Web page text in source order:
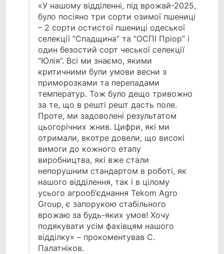
«У нашому відділенні, під врожай-2025,
було посіяно три сорти озимої пшениці
– 2 сорти остистої пшениці одеської
селекції “Спадщина” та “ОСПІ Пріор” і
один безостий сорт чеської селекції
“Юлія”. Всі ми знаємо, якими
критичними були умови весни з
приморозками та перепадами
температур. Тож було дещо тривожно
за те, що в решті решт дасть поле.
Проте, ми задоволені результатом
цьогорічних жнив. Цифри, які ми
отримали, вкотре довели, що високі
вимоги до кожного етапу
виробництва, які вже стали
непорушним стандартом в роботі, як
нашого відділення, так і в цілому
усього агрооб’єднання Tekom Agro
Group, є запорукою стабільного
врожаю за будь-яких умов! Хочу
подякувати усім фахівцям нашого
відділку» – прокоментував С.
Палатніков.